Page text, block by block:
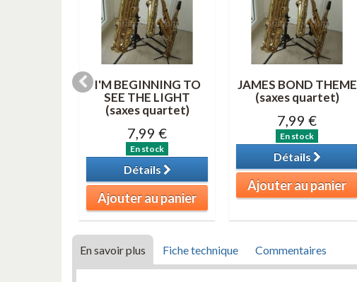
I'M BEGINNING TO
SEE THE LIGHT
(saxes quartet)
7,99 €
En stock
Détails
Ajouter au panier
JAMES BOND THEME
(saxes quartet)
7,99 €
En stock
Détails
Ajouter au panier
En savoir plus Fiche technique Commentaires